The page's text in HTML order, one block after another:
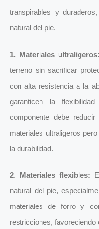
transpirables y
natural del pie.
1. Materiales ultraligeros:
terreno sin sacrificar
con alta resistencia a la
garanticen la
componente debe
materiales ultraligeros
la durabilidad.
2. Materiales flexibles:
natural del pie,
materiales de forro y
restricciones, favoreciendo